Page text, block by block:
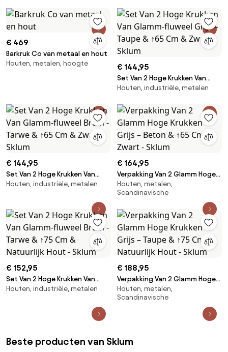
€ 469
Barkruk Co van metaal en hout
Houten, metalen, hoogte
€ 144,95
Set Van 2 Hoge Krukken Van
Glamm-fluweel Grijs – Taupe &
Houten, industriële, metalen
€ 144,95
Set Van 2 Hoge Krukken Van
Glamm-fluweel Bruin - Tarwe &
Houten, industriële, metalen
€ 164,95
Verpakking Van 2 Glamm Hoge
Krukken Grijs – Beton & ↑65 Cm
& Zwart - Sklum
Houten, metalen,
Scandinavische
€ 152,95
Set Van 2 Hoge Krukken Van
Glamm-fluweel Bruin - Tarwe &
Houten, industriële, metalen
€ 188,95
Verpakking Van 2 Glamm Hoge
Krukken Grijs – Taupe & ↑75 Cm
& Natuurlijk Hout - Sklum
Houten, metalen,
Scandinavische
Beste producten van Sklum